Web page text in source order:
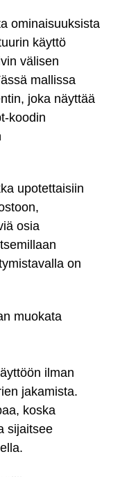
ominaisuuksista
käyttö
välisen
mallissa
joka näyttää
koodin
upotettaisiin
osia
on
muokata
ilman
jakamista.
koska
sijaitsee